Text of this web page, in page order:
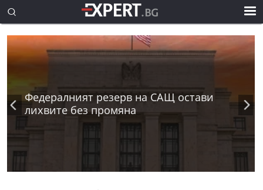
Федералният резерв на САЩ остави
лихвите без промяна